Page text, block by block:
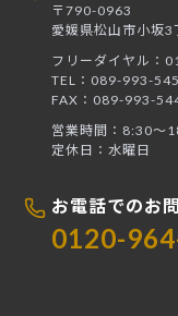
〒790-0963
愛媛県松山市小坂
フリーダイヤル：
TEL：089-993-
FAX：089-993-
営業時間：8:30〜
定休日：水曜日
お電話でのお
0120-